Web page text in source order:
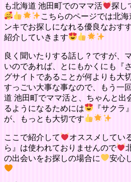
も北海道 池田町でのママ活
探し
こちらのページでは北
ンキでお探しになれる優良なおす
紹介していきます
良く聞いたりする話し？ですが、
いのであれば、とにもかくにも『
グサイトであることが何よりも大
すっごい大事な事なので、もう一
道 池田町でママ活と、ちゃんと出
るようになるためには
『サクラ
が、もっとも大切です
ここで紹介して
オススメしてい
ら』は使われておりませんので
の出会いをお探しの場合に
安心